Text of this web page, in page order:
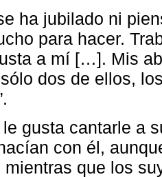
ha jubilado ni
para hacer.
a mí […]. Mis
dos de ellos,
gusta cantarle a
con él,
mientras que los